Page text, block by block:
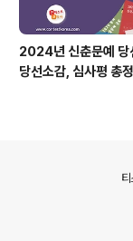
2024년 신춘문예 당
당선소감, 심사평 총
티